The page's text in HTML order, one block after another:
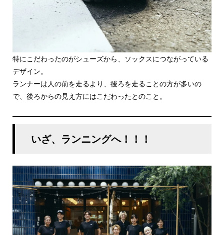
特にこだわったのがシューズから、ソックスにつながっている
デザイン。
ランナーは人の前を走るより、後ろを走ることの方が多いの
で、後ろからの見え方にはこだわったとのこと。
いざ、ランニングへ！！！